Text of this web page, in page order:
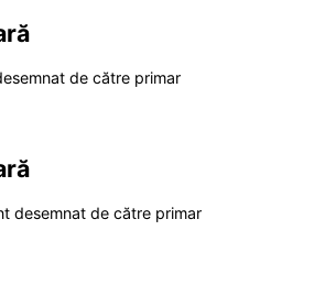
de către primar
desemnat de către primar